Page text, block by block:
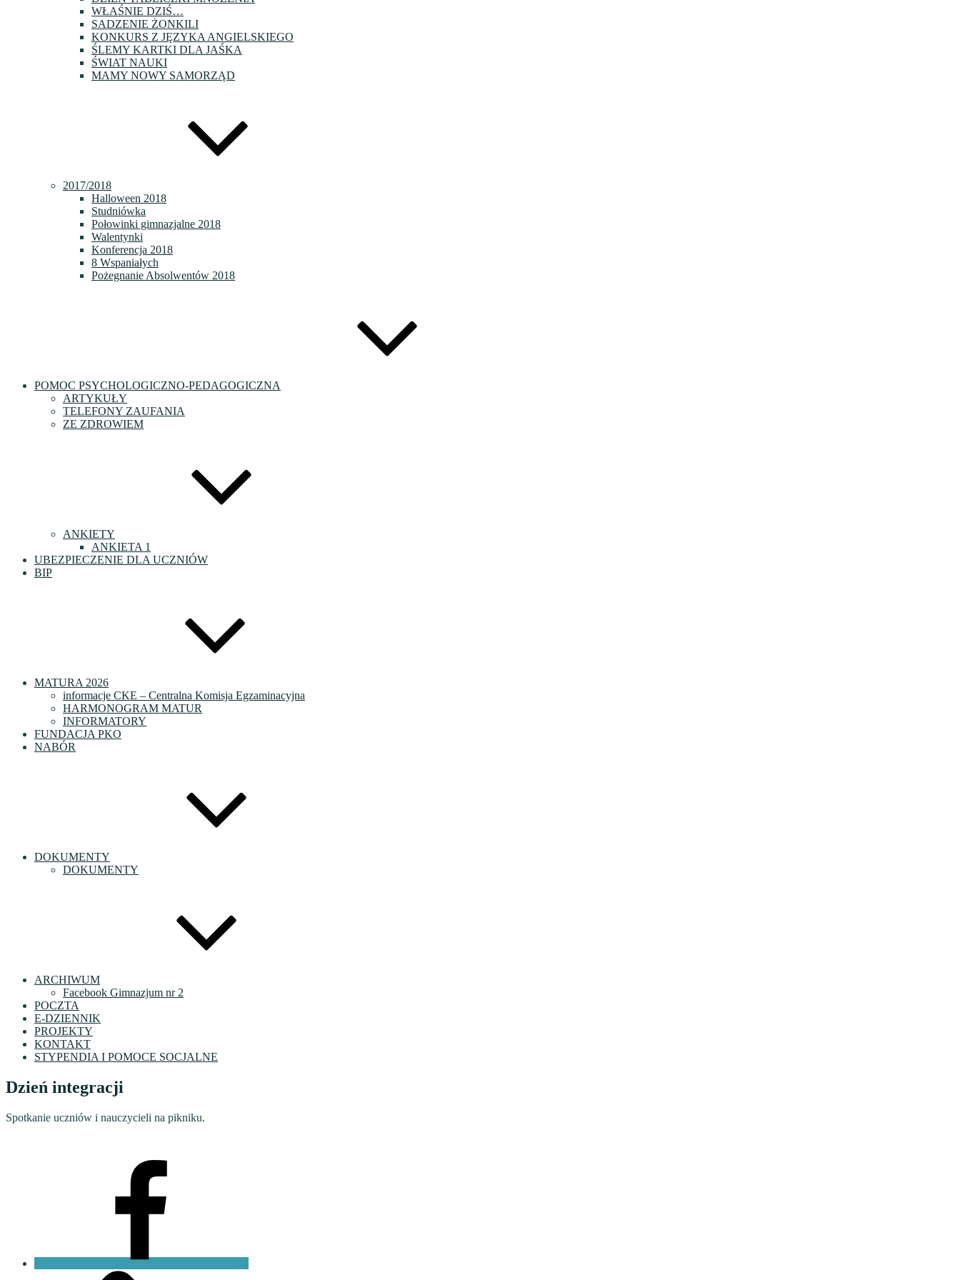
WŁAŚNIE DZIŚ…
SADZENIE ŻONKILI
KONKURS Z JĘZYKA ANGIELSKIEGO
ŚLEMY KARTKI DLA JAŚKA
ŚWIAT NAUKI
MAMY NOWY SAMORZĄD
2017/2018
Halloween 2018
Studniówka
Połowinki gimnazjalne 2018
Walentynki
Konferencja 2018
8 Wspaniałych
Pożegnanie Absolwentów 2018
POMOC PSYCHOLOGICZNO-PEDAGOGICZNA
ARTYKUŁY
TELEFONY ZAUFANIA
ZE ZDROWIEM
ANKIETY
ANKIETA 1
UBEZPIECZENIE DLA UCZNIÓW
BIP
MATURA 2026
informacje CKE – Centralna Komisja Egzaminacyjna
HARMONOGRAM MATUR
INFORMATORY
FUNDACJA PKO
NABÓR
DOKUMENTY
DOKUMENTY
ARCHIWUM
Facebook Gimnazjum nr 2
POCZTA
E-DZIENNIK
PROJEKTY
KONTAKT
STYPENDIA I POMOCE SOCJALNE
Dzień integracji
Spotkanie uczniów i nauczycieli na pikniku.